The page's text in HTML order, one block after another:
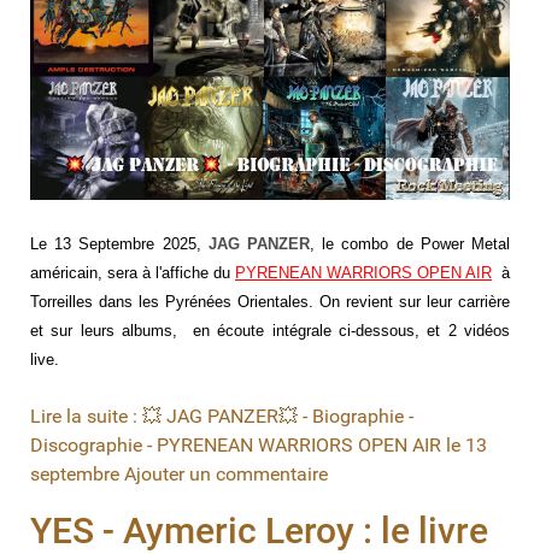
Le 13 Septembre 2025, JAG PANZER, le combo de Power Metal
américain, sera à l'affiche du PYRENEAN WARRIORS OPEN AIR à
Torreilles dans les Pyrénées Orientales. On revient sur leur carrière
et sur leurs albums, en écoute intégrale ci-dessous, et 2 vidéos
live.
Lire la suite : 💥 JAG PANZER💥 - Biographie -
Discographie - PYRENEAN WARRIORS OPEN AIR le 13
septembre Ajouter un commentaire
YES - Aymeric Leroy : le livre